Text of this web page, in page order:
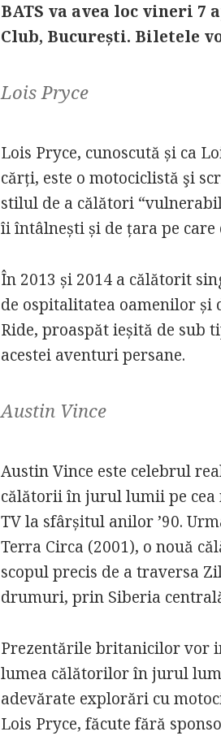
BATS va avea loc vineri 7
Club, București. Biletele
Lois Pryce
Lois Pryce, cunoscută și ca
cărți, este o motociclistă şi
stilul de a călători
îi întâlnești și de țara pe care
În 2013 și 2014 a călătorit
de ospitalitatea oamenilor și
Ride, proaspăt ieșită de sub
acestei aventuri persane.
Austin Vince
Austin Vince este celebrul
călătorii în jurul lumii pe
TV la sfârșitul anilor ’90.
Terra Circa (2001), o nouă
scopul precis de a traversa
drumuri, prin Siberia
Prezentările britanicilor vor
lumea călătorilor în jurul
adevărate explorări cu
Lois Pryce, făcute fără